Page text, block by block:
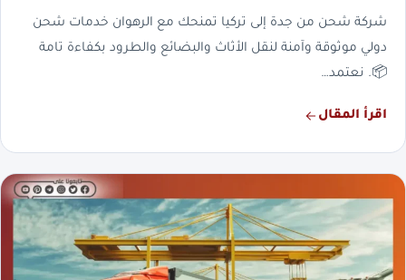
شركة شحن من جدة إلى تركيا تمنحك مع الرهوان خدمات شحن
دولي موثوقة وآمنة لنقل الأثاث والبضائع والطرود بكفاءة تامة
📦. نعتمد…
اقرأ المقال